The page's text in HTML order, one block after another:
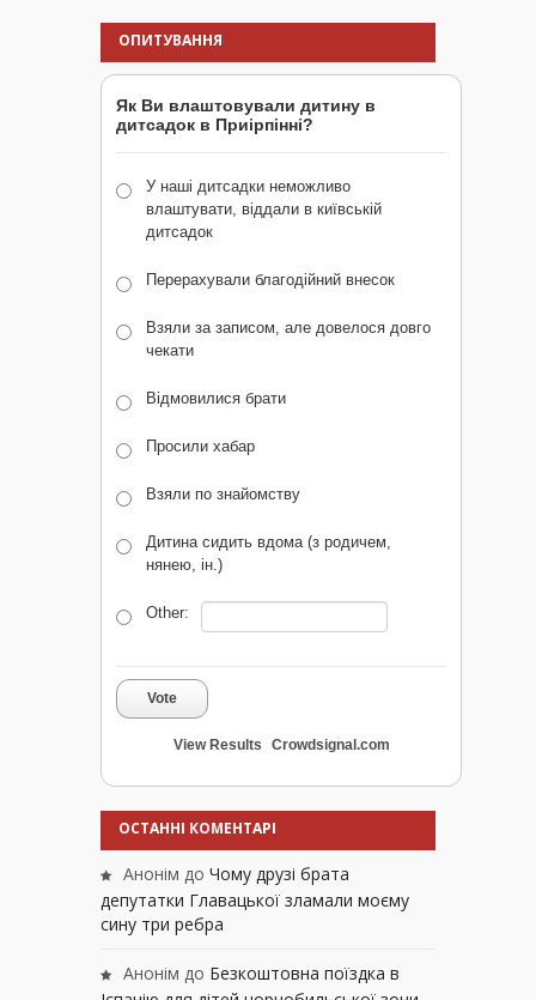
ОПИТУВАННЯ
Як Ви влаштовували дитину в
дитсадок в Приірпінні?
У наші дитсадки неможливо
влаштувати, віддали в київській
дитсадок
Перерахували благодійний внесок
Взяли за записом, але довелося довго
чекати
Відмовилися брати
Просили хабар
Взяли по знайомству
Дитина сидить вдома (з родичем,
нянею, ін.)
Other:
Vote
View Results Crowdsignal.com
ОСТАННІ КОМЕНТАРІ
Анонім до Чому друзі брата
депутатки Главацької зламали моєму
сину три ребра
Анонім до Безкоштовна поїздка в